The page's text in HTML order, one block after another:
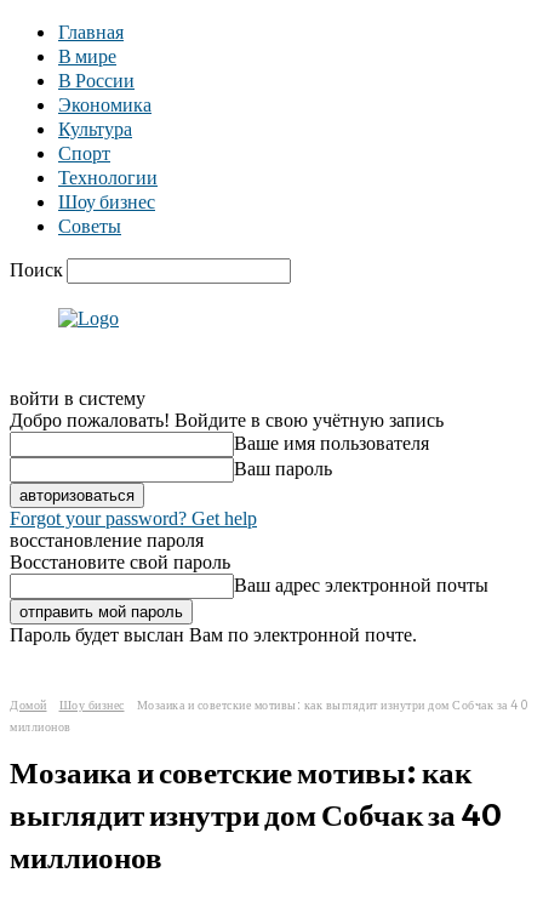
Главная
В мире
В России
Экономика
Культура
Спорт
Технологии
Шоу бизнес
Советы
Поиск
войти в систему
Добро пожаловать! Войдите в свою учётную запись
Ваше имя пользователя
Ваш пароль
Forgot your password? Get help
восстановление пароля
Восстановите свой пароль
Ваш адрес электронной почты
Пароль будет выслан Вам по электронной почте.
Домой Шоу бизнес
Мозаика и советские мотивы: как выглядит изнутри дом Собчак за 40
миллионов
Мозаика и советские мотивы: как
выглядит изнутри дом Собчак за 40
миллионов